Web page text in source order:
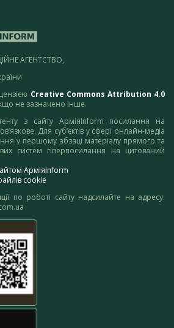
АГЕНТСТВО,
Creative Commons Attribution 4.0
не зазначено інше.
з сайту АрміяInform посилання на
Для суб’єктів у сфері онлайн-медіа
у першому абзаці матеріалу прямого та
систем гіперпосилання на цитований
АрміяInform
cookie
по роботі сайту надсилайте на адресу: